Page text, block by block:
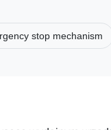
stop mechanism